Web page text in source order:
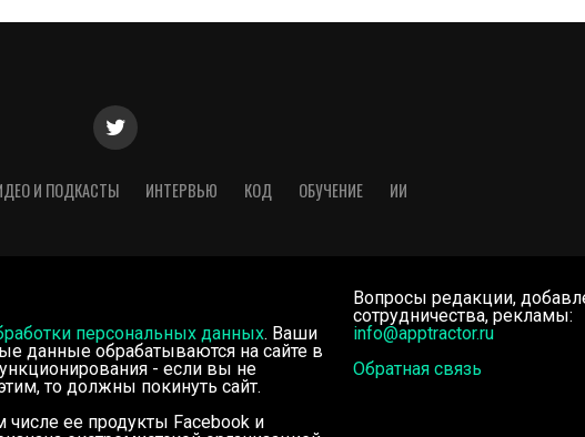
И ПОДКАСТЫ ИНТЕРВЬЮ КОД ОБУЧЕНИЕ ИИ
персональных данных. Ваши
данные обрабатываются на сайте в
- если вы не
то должны покинуть сайт.
числе ее продукты Facebook и
Вопросы редакции,
сотрудничества, рекламы:
info@apptractor.ru
Обратная связь